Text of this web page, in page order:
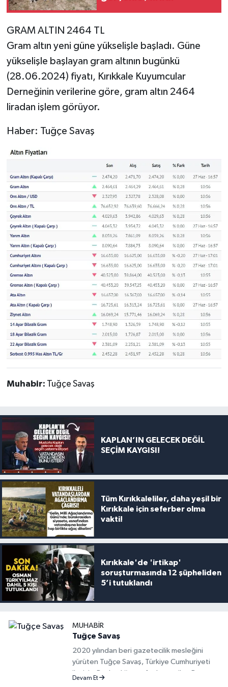
GRAM ALTIN 2464 TL
Gram altın yeni güne yükselişle başladı. Güne
yükselişle başlayan gram altının bugünkü
(28.06.2024) fiyatı, Kırıkkale Kuyumcular
Derneğinin verilerine göre, gram altın 2464
liradan işlem görüyor.
Haber: Tuğçe Savaş
Muhabir: Tuğçe Savaş
KAPLAN’IN GELECEK DEĞİL
SEÇİM KAYGISI!
Tüm Kırıkkaleliler, daha yeşil bir
Kırıkkale için seferber olma
vakti!
Kırıkkale'de 'irtikap'
soruşturmasında 12 şüpheliden
5’i tutuklandı
MUHABIR
Tuğçe Savaş
2020 yılından beri gazetecilik mesleğini
yürüten Tuğçe Savaş, Türkiye Cumhuriyeti
iletişim Başkanlığı tarafından verilen Basın
Devam Et